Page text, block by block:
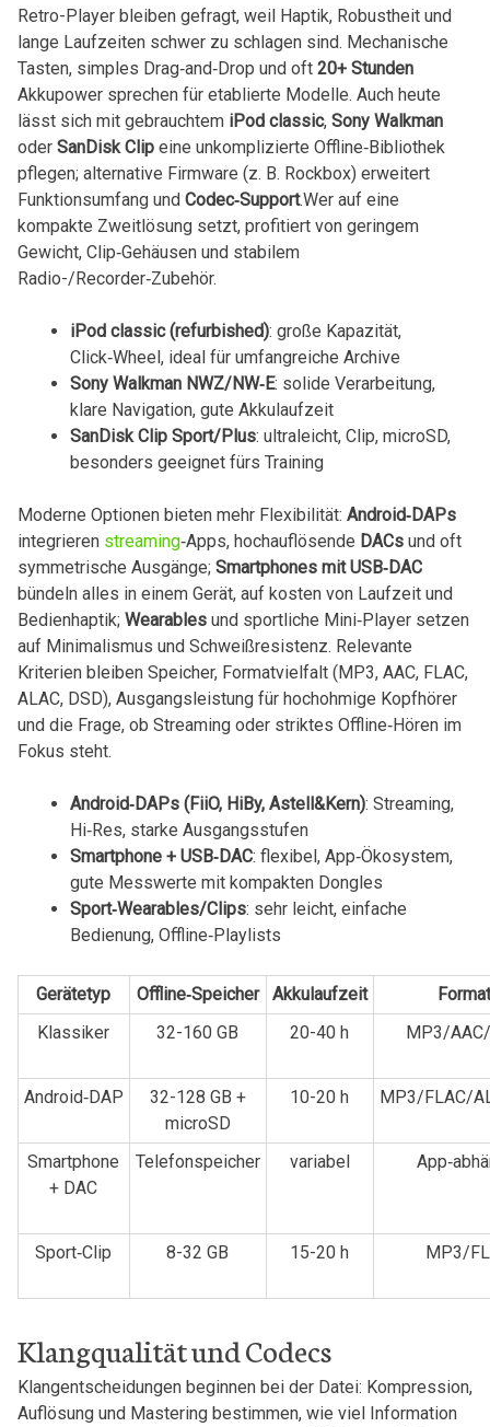
Retro-Player bleiben gefragt, weil Haptik, Robustheit und
‍lange⁤ Laufzeiten schwer zu schlagen sind. Mechanische
Tasten, simples Drag‑and‑Drop⁣ und⁢ oft 20+ Stunden
Akkupower sprechen ‍für etablierte Modelle. Auch heute
lässt⁤ sich mit gebrauchtem iPod classic, Sony Walkman
oder SanDisk Clipeine unkomplizierte Offline‑Bibliothek
pflegen; alternative Firmware (z. B.‌ Rockbox) erweitert
Funktionsumfang und Codec‑Support.Wer auf eine
kompakte Zweitlösung setzt, profitiert von geringem‍
Gewicht, Clip‑Gehäusen und stabilem
Radio-/Recorder‑Zubehör.
iPod classic (refurbished): große Kapazität,
Click‑Wheel, ideal für umfangreiche Archive
Sony Walkman NWZ/NW‑E: solide Verarbeitung,
klare Navigation, gute Akkulaufzeit
SanDisk Clip Sport/Plus: ultraleicht, Clip, microSD,
besonders geeignet fürs Training
Moderne Optionen bieten mehr Flexibilität: Android‑DAPs
integrieren‍ streaming‑Apps, hochauflösende DACsund oft
symmetrische Ausgänge; Smartphones mit USB‑DAC
bündeln alles ‍in einem Gerät, auf kosten von Laufzeit und⁣
Bedienhaptik; Wearablesund sportliche Mini‑Player setzen
auf Minimalismus und Schweißresistenz. Relevante‍
Kriterien bleiben Speicher, Formatvielfalt (MP3, AAC, FLAC,
ALAC, DSD), Ausgangsleistung für hochohmige Kopfhörer
und die Frage, ob Streaming oder‌ striktes Offline‑Hören im
Fokus steht.
Android‑DAPs (FiiO, HiBy, Astell&Kern): Streaming,
Hi‑Res, starke Ausgangsstufen
Smartphone + USB‑DAC: flexibel, App‑Ökosystem,
gute Messwerte mit kompakten Dongles
Sport‑Wearables/Clips: sehr ‍leicht, einfache
‍Bedienung, Offline‑Playlists
Gerätetyp Offline‑Speicher Akkulaufzeit
Klassiker
32-160 GB 20-40 h MP3/
Android‑DAP
32-128 GB +
⁢microSD
10-20 h MP3/FLAC/
Smartphone
+ DAC
Telefonspeicher variabel
Sport‑Clip 8-32 GB 15-20 h MP3/
Klangqualität und Codecs
Klangentscheidungen beginnen bei⁤ der Datei: Kompression,
Auflösung und Mastering bestimmen, wie viel Information⁤